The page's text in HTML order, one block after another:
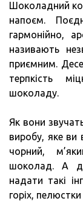
Шоколадний
напоєм.
гармонійно,
називають
приємним.
терпкість
шоколаду.
Як вони
виробу, яке ви
чорний,
шоколад. А
надати такі
горіх,